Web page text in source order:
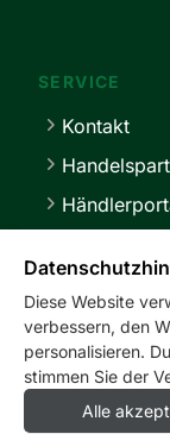
SERVICE
Kontakt
Diese Website
verbessern, den
personalisieren.
stimmen Sie der
Alle